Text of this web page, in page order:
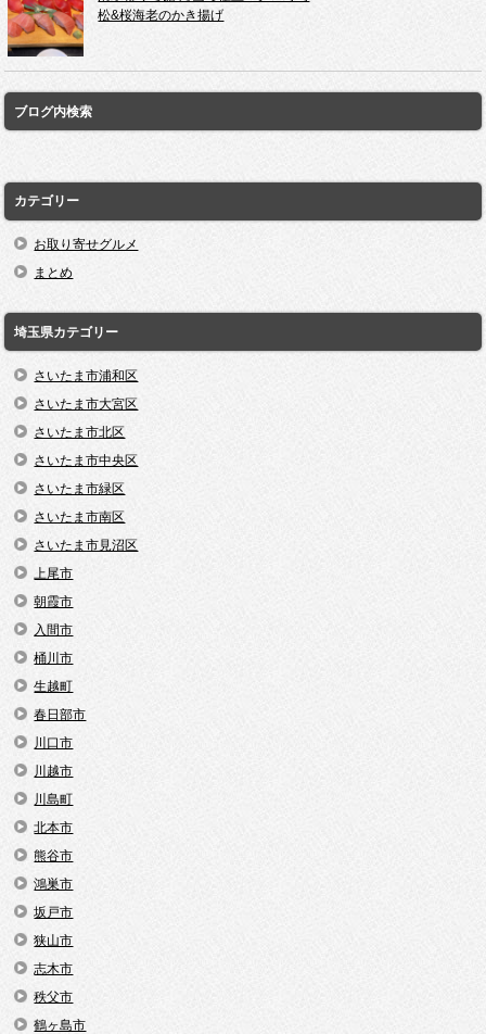
松&桜海老のかき揚げ
ブログ内検索
カテゴリー
お取り寄せグルメ
まとめ
埼玉県カテゴリー
さいたま市浦和区
さいたま市大宮区
さいたま市北区
さいたま市中央区
さいたま市緑区
さいたま市南区
さいたま市見沼区
上尾市
朝霞市
入間市
桶川市
生越町
春日部市
川口市
川越市
川島町
北本市
熊谷市
鴻巣市
坂戸市
狭山市
志木市
秩父市
鶴ヶ島市